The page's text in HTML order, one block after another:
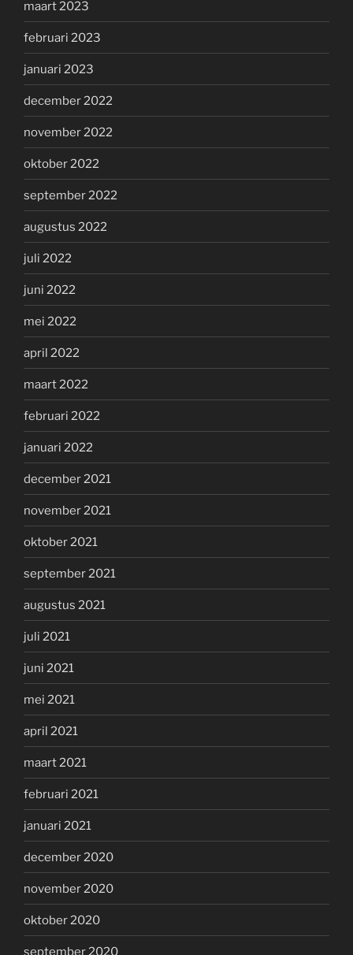
maart 2023
februari 2023
januari 2023
december 2022
november 2022
oktober 2022
september 2022
augustus 2022
juli 2022
juni 2022
mei 2022
april 2022
maart 2022
februari 2022
januari 2022
december 2021
november 2021
oktober 2021
september 2021
augustus 2021
juli 2021
juni 2021
mei 2021
april 2021
maart 2021
februari 2021
januari 2021
december 2020
november 2020
oktober 2020
september 2020